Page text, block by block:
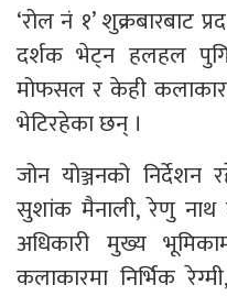
‘रोल नं १’ शुक्रबारबाट
दर्शक भेट्न हलहल
मोफसल र केही
भेटिरहेका छन् ।
जोन योञ्जनको
सुशांक मैनाली, रेणु नाथ
अधिकारी मुख्य
कलाकारमा निर्भिक